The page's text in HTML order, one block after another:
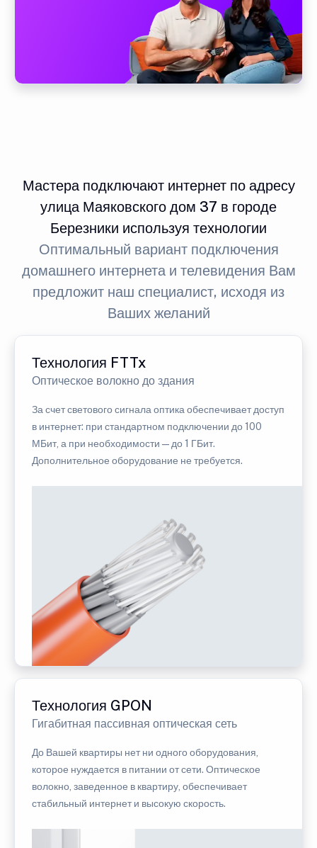
Мастера подключают интернет по адресу
улица Маяковского дом 37 в городе
Березники используя технологии
Оптимальный вариант подключения
домашнего интернета и телевидения Вам
предложит наш специалист, исходя из
Ваших желаний
Технология FTTx
Оптическое волокно до здания
За счет светового сигнала оптика обеспечивает доступ
в интернет: при стандартном подключении до 100
МБит, а при необходимости — до 1 ГБит.
Дополнительное оборудование не требуется.
Технология GPON
Гигабитная пассивная оптическая сеть
До Вашей квартиры нет ни одного оборудования,
которое нуждается в питании от сети. Оптическое
волокно, заведенное в квартиру, обеспечивает
стабильный интернет и высокую скорость.